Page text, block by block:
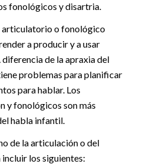
fonológicos y disartria.
articulatorio o fonológico
a producir y a usar
de la apraxia del
problemas para planificar
para hablar. Los
y fonológicos son más
habla infantil.
de la articulación o del
los siguientes: